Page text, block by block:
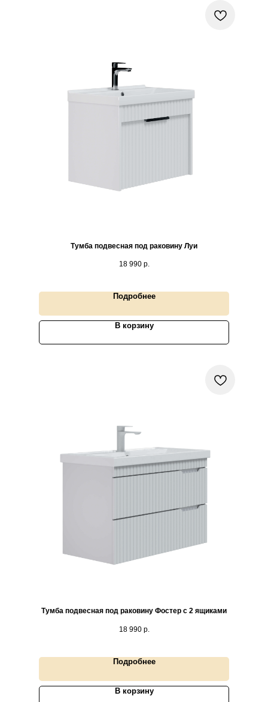
Тумба подвесная под раковину Луи
18 990 р.
Подробнее
В корзину
Тумба подвесная под раковину Фостер с 2 ящиками
18 990 р.
Подробнее
В корзину